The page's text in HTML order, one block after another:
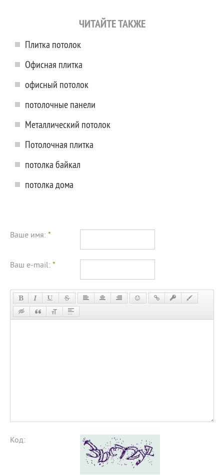
ЧИТАЙТЕ ТАКЖЕ
Плитка потолок
Офисная плитка
офисный потолок
потолочные панели
Металлический потолок
Потолочная плитка
потолка байкал
потолка дома
Ваше имя: *
Ваш e-mail: *
Код: